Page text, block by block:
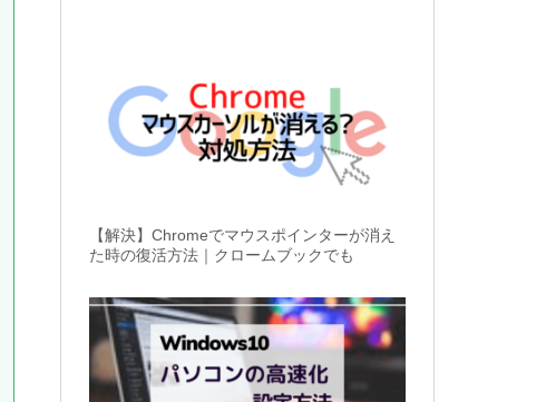
【解決】Chromeでマウスポインターが消え
た時の復活方法｜クロームブックでも